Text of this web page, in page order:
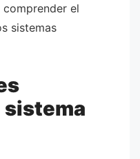
el
sistemas